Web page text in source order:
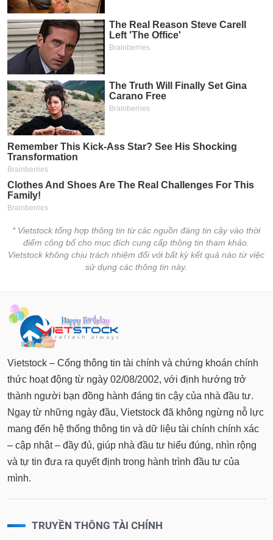
* Vietstock tổng hợp thông tin từ các nguồn đáng tin cậy vào thời
điểm công bố cho mục đích cung cấp thông tin tham khảo.
Vietstock không chịu trách nhiệm đối với bất kỳ kết quả nào từ việc
sử dụng các thông tin này.
Vietstock – Cổng thông tin tài chính và chứng khoán chính
thức hoạt động từ ngày 02/08/2002, với định hướng trở
thành người bạn đồng hành đáng tin cậy của nhà đầu tư.
Ngay từ những ngày đầu, Vietstock đã không ngừng nỗ lực
mang đến hệ thống thông tin và dữ liệu tài chính chính xác
– cập nhật – đầy đủ, giúp nhà đầu tư hiểu đúng, nhìn rộng
và tự tin đưa ra quyết định trong hành trình đầu tư của
mình.
TRUYỀN THÔNG TÀI CHÍNH